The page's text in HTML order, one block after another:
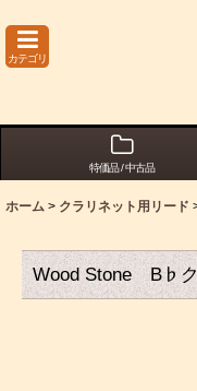
カテゴリ
特価品 / 中古品
ホーム > クラリネット用リード
Wood Stone B♭ク